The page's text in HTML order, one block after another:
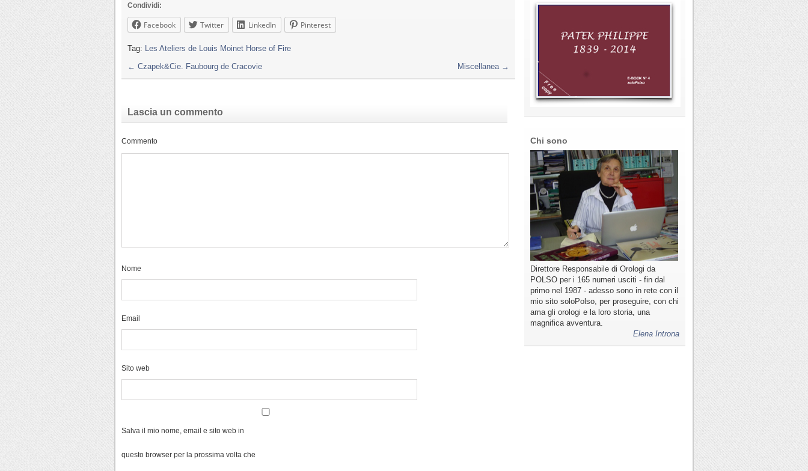
Condividi:
Facebook Twitter LinkedIn Pinterest
Tag:
Les Ateliers de Louis Moinet Horse of Fire
← Czapek&Cie. Faubourg de Cracovie Miscellanea →
Lascia un commento
Commento
Nome
Email
Sito web
Salva il mio nome, email e sito web in
questo browser per la prossima volta che
Chi sono
Direttore Responsabile di Orologi da
POLSO per i 165 numeri usciti - fin dal
primo nel 1987 - adesso sono in rete con il
mio sito soloPolso, per proseguire, con chi
ama gli orologi e la loro storia, una
magnifica avventura.
Elena Introna